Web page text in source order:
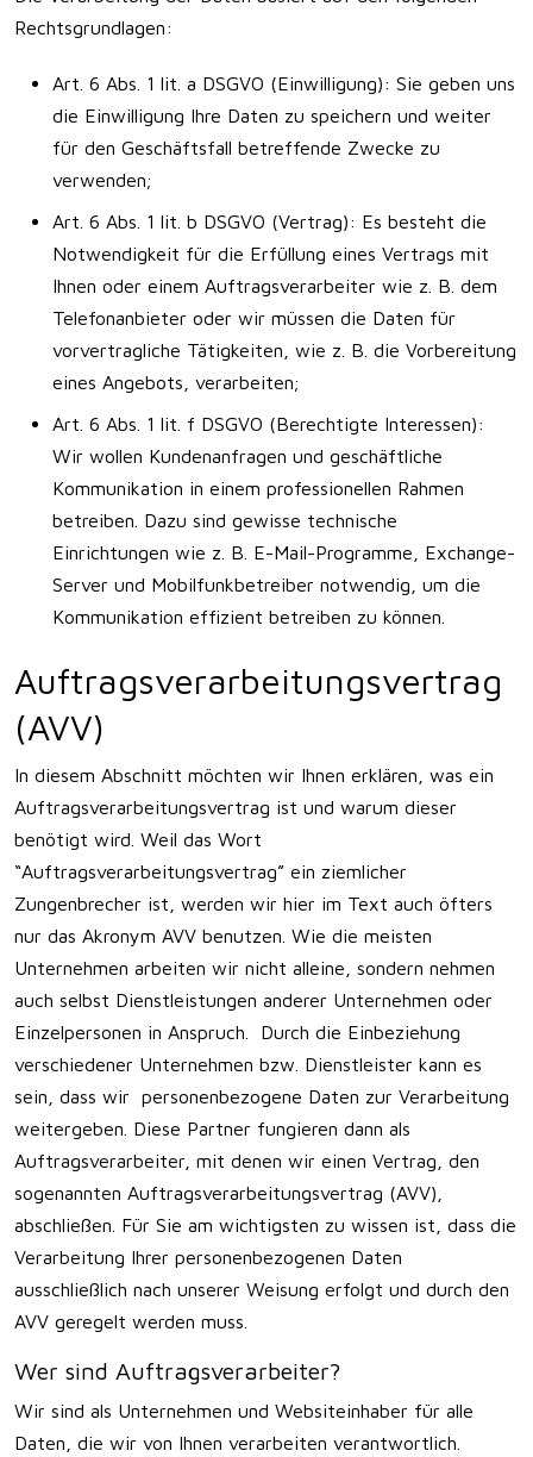
Rechtsgrundlagen:
Art. 6 Abs. 1 lit. a DSGVO (Einwilligung): Sie geben uns
die Einwilligung Ihre Daten zu speichern und weiter
für den Geschäftsfall betreffende Zwecke zu
verwenden;
Art. 6 Abs. 1 lit. b DSGVO (Vertrag): Es besteht die
Notwendigkeit für die Erfüllung eines Vertrags mit
Ihnen oder einem Auftragsverarbeiter wie z. B. dem
Telefonanbieter oder wir müssen die Daten für
vorvertragliche Tätigkeiten, wie z. B. die Vorbereitung
eines Angebots, verarbeiten;
Art. 6 Abs. 1 lit. f DSGVO (Berechtigte Interessen):
Wir wollen Kundenanfragen und geschäftliche
Kommunikation in einem professionellen Rahmen
betreiben. Dazu sind gewisse technische
Einrichtungen wie z. B. E-Mail-Programme, Exchange-
Server und Mobilfunkbetreiber notwendig, um die
Kommunikation effizient betreiben zu können.
Auftragsverarbeitungsvertrag
(AVV)
In diesem Abschnitt möchten wir Ihnen erklären, was ein
Auftragsverarbeitungsvertrag ist und warum dieser
benötigt wird. Weil das Wort
“Auftragsverarbeitungsvertrag” ein ziemlicher
Zungenbrecher ist, werden wir hier im Text auch öfters
nur das Akronym AVV benutzen. Wie die meisten
Unternehmen arbeiten wir nicht alleine, sondern nehmen
auch selbst Dienstleistungen anderer Unternehmen oder
Einzelpersonen in Anspruch. Durch die Einbeziehung
verschiedener Unternehmen bzw. Dienstleister kann es
sein, dass wir personenbezogene Daten zur Verarbeitung
weitergeben. Diese Partner fungieren dann als
Auftragsverarbeiter, mit denen wir einen Vertrag, den
sogenannten Auftragsverarbeitungsvertrag (AVV),
abschließen. Für Sie am wichtigsten zu wissen ist, dass die
Verarbeitung Ihrer personenbezogenen Daten
ausschließlich nach unserer Weisung erfolgt und durch den
AVV geregelt werden muss.
Wer sind Auftragsverarbeiter?
Wir sind als Unternehmen und Websiteinhaber für alle
Daten, die wir von Ihnen verarbeiten verantwortlich.